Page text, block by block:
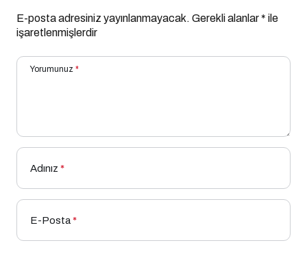
E-posta adresiniz yayınlanmayacak. Gerekli alanlar* ile
işaretlenmişlerdir
Yorumunuz *
Adınız *
E-Posta*